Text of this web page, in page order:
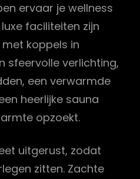
ervaar je wellness
faciliteiten zijn
koppels in
sfeervolle verlichting,
een verwarmde
heerlijke sauna
opzoekt.
uitgerust, zodat
zitten. Zachte